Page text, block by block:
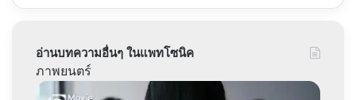
อ่านบทความอื่นๆ ในแพทโซนิค
ภาพยนตร์